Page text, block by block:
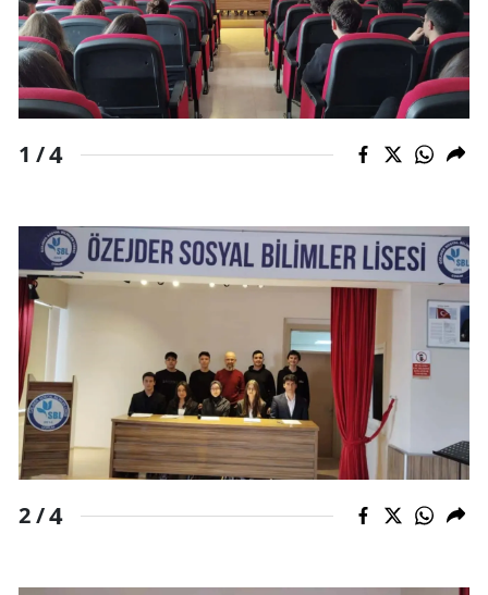
Mardin
Muğla
Muş
Nevşehir
Ordu
Rize
Sakarya
Samsun
Siirt
Sinop
Sivas
1 /4
2 /4